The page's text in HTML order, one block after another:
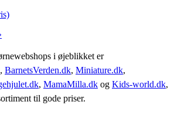
i øjeblikket er
, BarnetsVerden.dk, Miniature.dk,
, MamaMilla.dk og Kids-world.dk,
til gode priser.